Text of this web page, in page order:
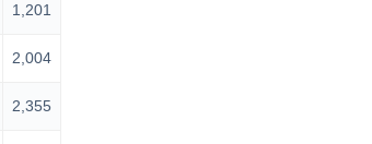
1,201
2,004
2,355